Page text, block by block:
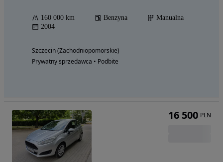
160 000 km Benzyna
Manualna
2004
Szczecin (Zachodniopomorskie)
Prywatny sprzedawca • Podbite
16 500 PLN